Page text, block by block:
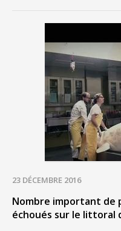
23 DÉCEMBRE 2016
Nombre important de
échoués sur le littoral